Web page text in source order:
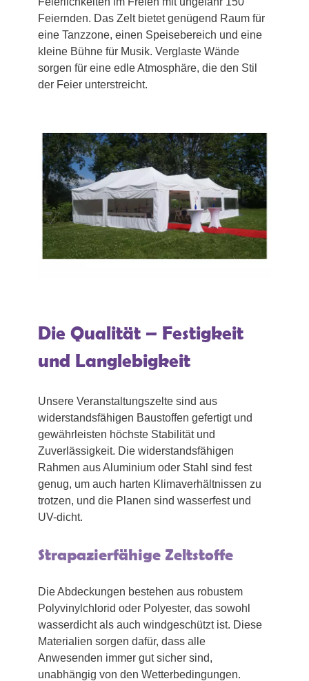
Feiernden. Das Zelt bietet genügend Raum für
eine Tanzzone, einen Speisebereich und eine
kleine Bühne für Musik. Verglaste Wände
sorgen für eine edle Atmosphäre, die den Stil
der Feier unterstreicht.
Die Qualität – Festigkeit
und Langlebigkeit
Unsere Veranstaltungszelte sind aus
widerstandsfähigen Baustoffen gefertigt und
gewährleisten höchste Stabilität und
Zuverlässigkeit. Die widerstandsfähigen
Rahmen aus Aluminium oder Stahl sind fest
genug, um auch harten Klimaverhältnissen zu
trotzen, und die Planen sind wasserfest und
UV-dicht.
Strapazierfähige Zeltstoffe
Die Abdeckungen bestehen aus robustem
Polyvinylchlorid oder Polyester, das sowohl
wasserdicht als auch windgeschützt ist. Diese
Materialien sorgen dafür, dass alle
Anwesenden immer gut sicher sind,
unabhängig von den Wetterbedingungen.